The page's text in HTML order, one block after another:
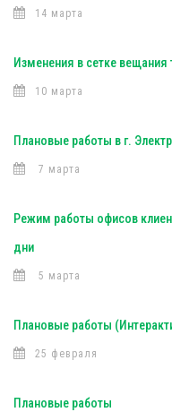
14 марта
Изменения в сетке вещания
10 марта
Плановые работы в г.
7 марта
Режим работы офисов
дни
5 марта
Плановые работы
25 февраля
Плановые работы